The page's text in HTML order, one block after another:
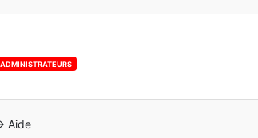
ADMINISTRATEURS
Aide